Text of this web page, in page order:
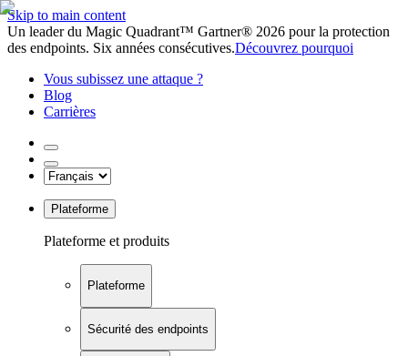
Skip to main content
Un leader du Magic Quadrant™ Gartner® 2026 pour la protection
des endpoints. Six années consécutives.Découvrez pourquoi
Vous subissez une attaque ?
Blog
Carrières
Plateforme
Plateforme et produits
Plateforme
Sécurité des endpoints